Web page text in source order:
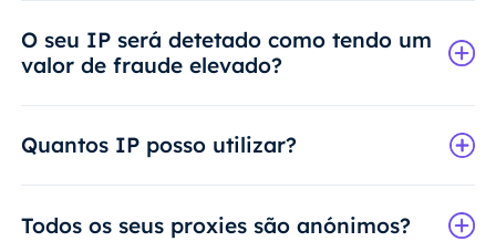
O seu IP será detetado como tendo um
valor de fraude elevado?
Quantos IP posso utilizar?
Todos os seus proxies são anónimos?